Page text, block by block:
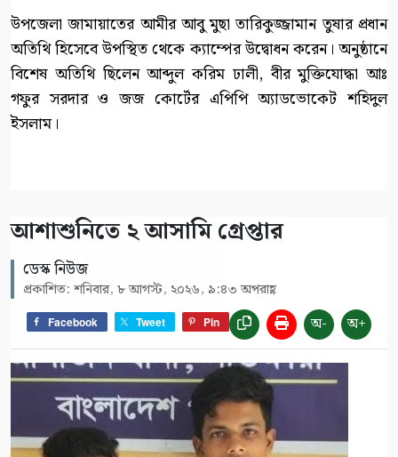
উপজেলা জামায়াতের আমীর আবু মুছা তারিকুজ্জামান তুষার প্রধান
অতিথি হিসেবে উপস্থিত থেকে ক্যাম্পের উদ্বোধন করেন। অনুষ্ঠানে
বিশেষ অতিথি ছিলেন আব্দুল করিম ঢালী, বীর মুক্তিযোদ্ধা আঃ
গফুর সরদার ও জজ কোর্টের এপিপি অ্যাডভোকেট শহিদুল
ইসলাম।
আশাশুনিতে ২ আসামি গ্রেপ্তার
ডেস্ক নিউজ
প্রকাশিত: শনিবার, ৮ আগস্ট, ২০২৬, ৯:৪৩ অপরাহ্ণ
Facebook Tweet Pin অ- অ+